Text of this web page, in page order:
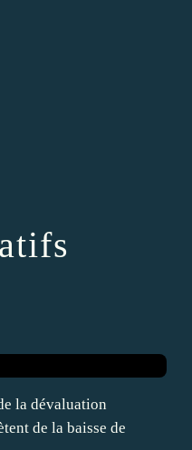
la dévaluation
de la baisse de